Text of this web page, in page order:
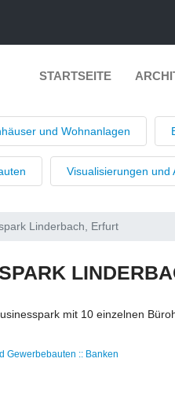
STARTSEITE
und Wohnanlagen
Visualisierungen und
Linderbach, Erfurt
mit 10 einzelnen
Gewerbebauten :: Banken